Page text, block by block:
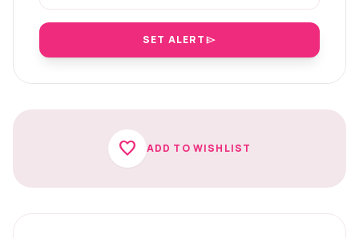
SET ALERTsend
favorite ADD TO WISHLIST